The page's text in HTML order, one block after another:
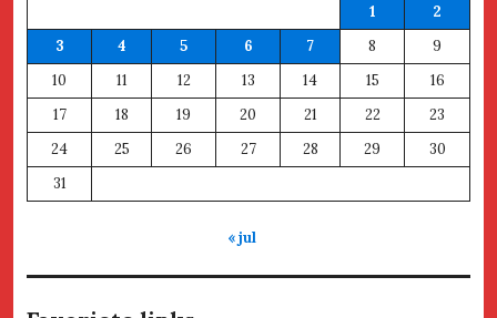
1
2
3
4 5 6 7 8
9
10
11 12 13 14 15
16
17
18 19 20 21 22
23
24
25 26 27 28 29
30
31
« jul